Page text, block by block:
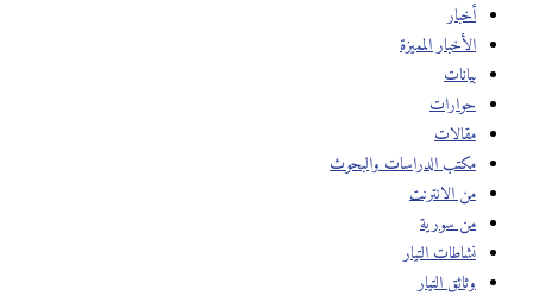
أخبار
الأخبار المميزة
بيانات
حوارات
مقالات
مكتب الدراسات والبحوث
من الانترنت
من سورية
نشاطات التيار
وثائق التيار